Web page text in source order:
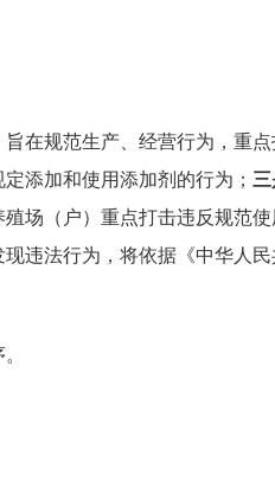
在规范生产、经营行为，重点
添加和使用添加剂的行为；
场（户）重点打击违反规范使
违法行为，将依据《中华人民